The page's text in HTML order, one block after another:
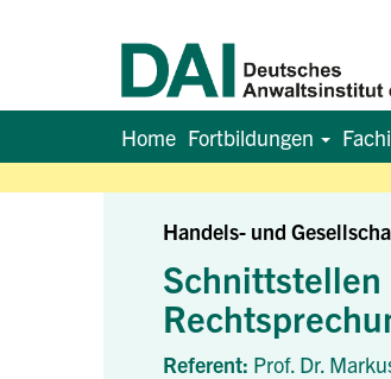
Home Fortbildungen
Handels- und
Schnittstellen
Referent: Prof. Dr.